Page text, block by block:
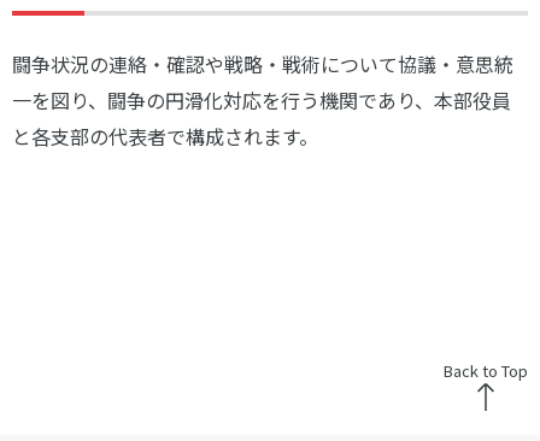
闘争状況の連絡・確認や戦略・戦術について協議・意思統
一を図り、闘争の円滑化対応を行う機関であり、本部役員
と各支部の代表者で構成されます。
Back to Top